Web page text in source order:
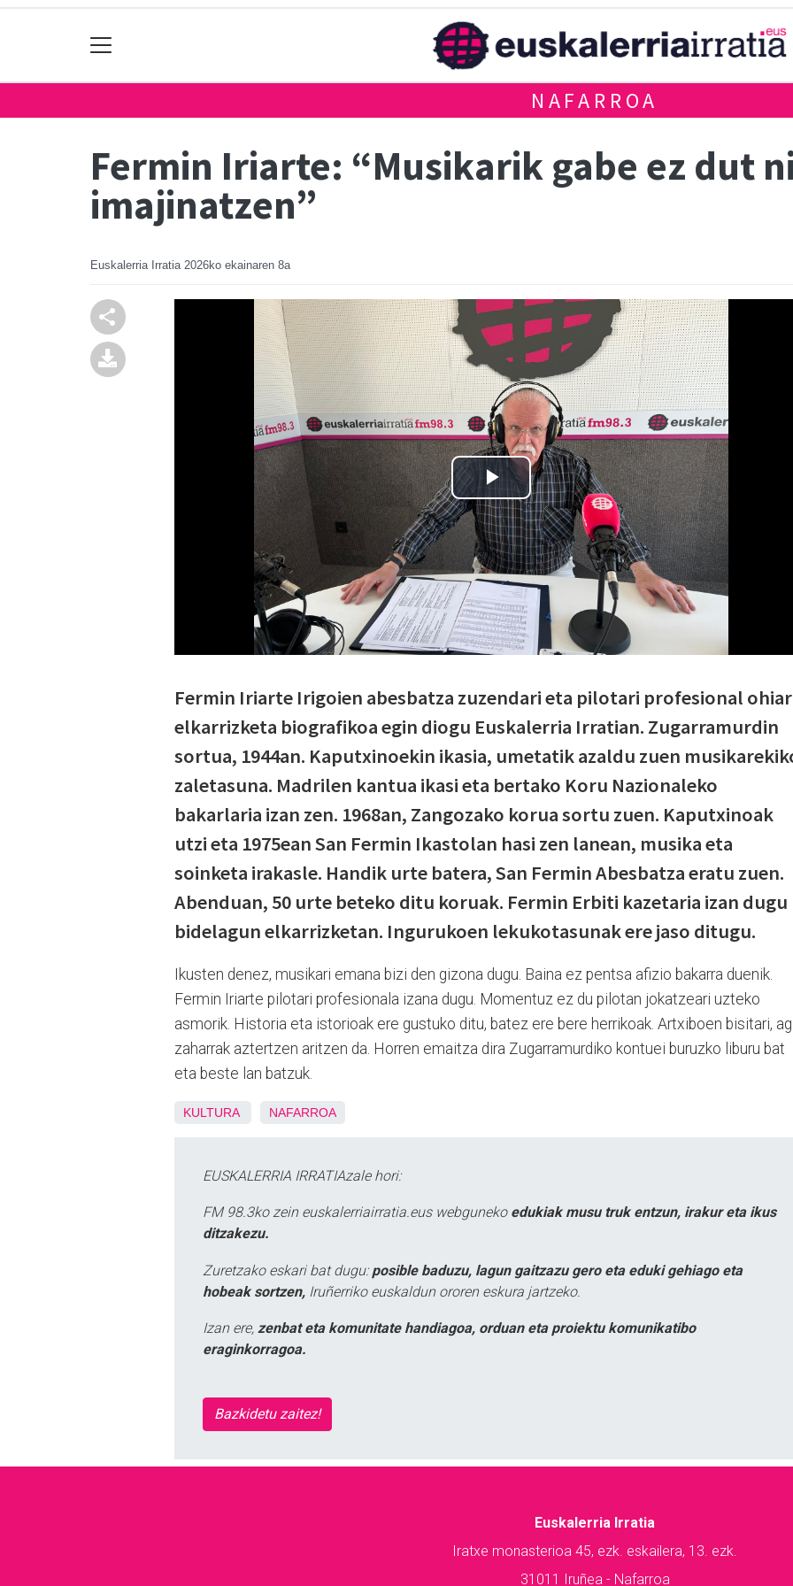
NAFARROA
Fermin Iriarte: “Musikarik gabe ez dut
imajinatzen”
Euskalerria Irratia 2026ko ekainaren 8a
Fermin Iriarte Irigoien abesbatza zuzendari eta pilotari profesional
elkarrizketa biografikoa egin diogu Euskalerria Irratian. Zugarramurdin
sortua, 1944an. Kaputxinoekin ikasia, umetatik azaldu zuen
zaletasuna. Madrilen kantua ikasi eta bertako Koru Nazionaleko
bakarlaria izan zen. 1968an, Zangozako korua sortu zuen. Kaputxinoak
utzi eta 1975ean San Fermin Ikastolan hasi zen lanean, musika eta
soinketa irakasle. Handik urte batera, San Fermin Abesbatza eratu zuen.
Abenduan, 50 urte beteko ditu koruak. Fermin Erbiti kazetaria izan dugu
bidelagun elkarrizketan. Ingurukoen lekukotasunak ere jaso ditugu.
Ikusten denez, musikari emana bizi den gizona dugu. Baina ez pentsa afizio bakarra duenik.
Fermin Iriarte pilotari profesionala izana dugu. Momentuz ez du pilotan jokatzeari uzteko
asmorik. Historia eta istorioak ere gustuko ditu, batez ere bere herrikoak. Artxiboen bisitari,
zaharrak aztertzen aritzen da. Horren emaitza dira Zugarramurdiko kontuei buruzko liburu bat
eta beste lan batzuk.
KULTURA NAFARROA
EUSKALERRIA IRRATIAzale hori:
FM 98.3ko zein euskalerriairratia.eus webguneko edukiak musu truk entzun, irakur eta ikus
ditzakezu.
Zuretzako eskari bat dugu: posible baduzu, lagun gaitzazu gero eta eduki gehiago eta
hobeak sortzen, Iruñerriko euskaldun ororen eskura jartzeko.
Izan ere, zenbat eta komunitate handiagoa, orduan eta proiektu komunikatibo
eraginkorragoa.
Bazkidetu zaitez!
Euskalerria Irratia
Iratxe monasterioa 45, ezk. eskailera, 13. ezk.
31011 Iruñea - Nafarroa